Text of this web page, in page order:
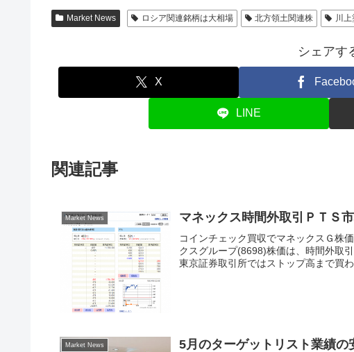
Market News ロシア関連銘柄は大相場 北方領土関連株 川
シェアす
X
LINE
関連記事
Market News マネックス時間外取引ＰＴＳ
コインチェック買収でマネックスＧ株
クスグループ(8698)株価は、時間外取
東京証券取引所ではストップ高まで買
Market News 5月のターゲットリスト業績